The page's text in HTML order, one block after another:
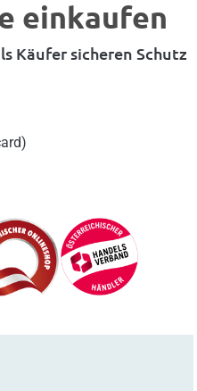
einkaufen
Käufer sicheren Schutz